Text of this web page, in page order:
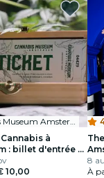
Cannabis Museum Amsterdam
à
: billet d'entrée +
10,00
8
À